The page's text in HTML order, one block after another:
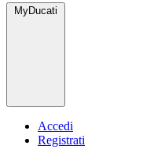
MyDucati
Accedi
Registrati